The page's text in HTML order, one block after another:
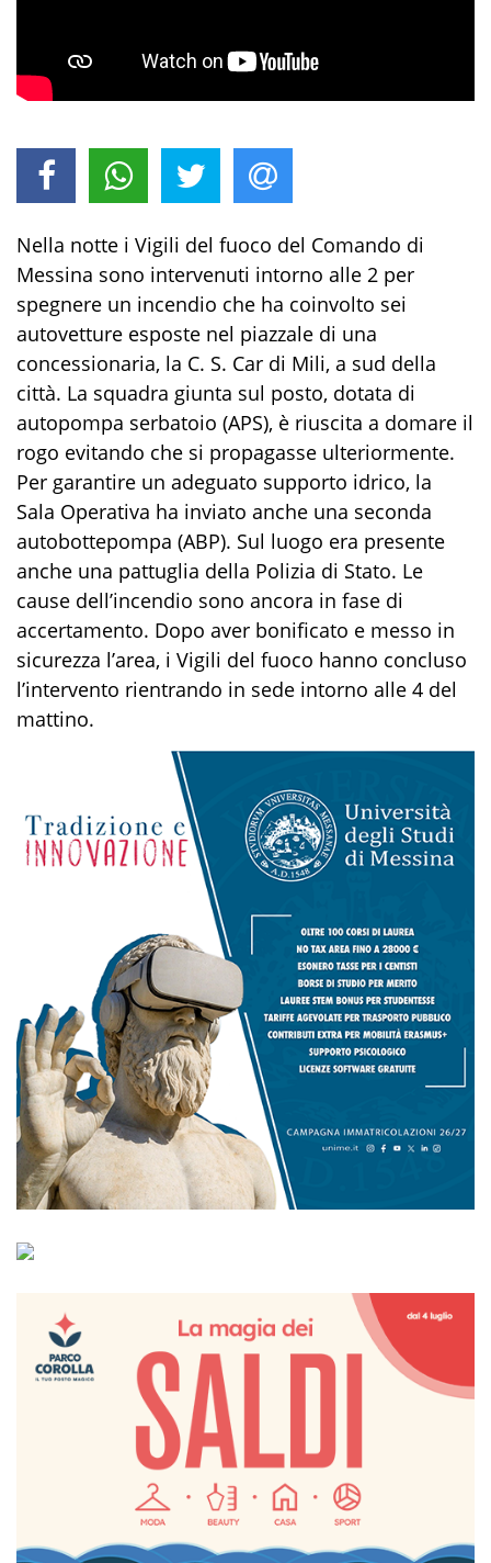
Nella notte i Vigili del fuoco del Comando di
Messina sono intervenuti intorno alle 2 per
spegnere un incendio che ha coinvolto sei
autovetture esposte nel piazzale di una
concessionaria, la C. S. Car di Mili, a sud della
città. La squadra giunta sul posto, dotata di
autopompa serbatoio (APS), è riuscita a domare il
rogo evitando che si propagasse ulteriormente.
Per garantire un adeguato supporto idrico, la
Sala Operativa ha inviato anche una seconda
autobottepompa (ABP). Sul luogo era presente
anche una pattuglia della Polizia di Stato. Le
cause dell’incendio sono ancora in fase di
accertamento. Dopo aver bonificato e messo in
sicurezza l’area, i Vigili del fuoco hanno concluso
l’intervento rientrando in sede intorno alle 4 del
mattino.